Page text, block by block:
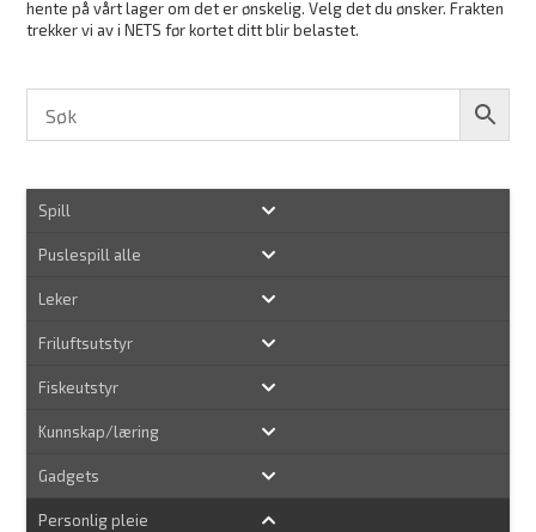
hente på vårt lager om det er ønskelig. Velg det du ønsker. Frakten
trekker vi av i NETS før kortet ditt blir belastet.
Spill
Puslespill alle
Leker
Friluftsutstyr
Fiskeutstyr
Kunnskap/læring
Gadgets
Personlig pleie